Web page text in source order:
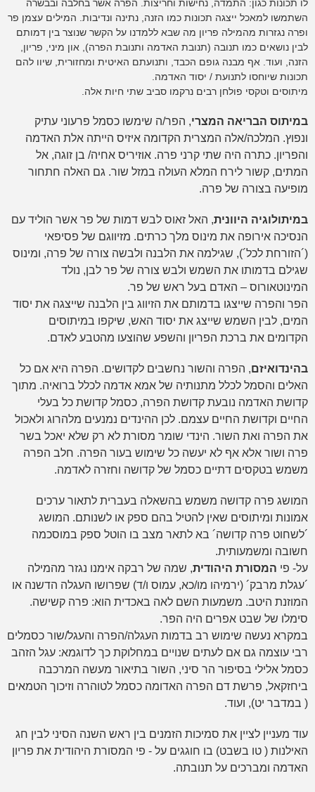
לו תכונות כגון: התמדה, נחישות וחריצות. הפרה אשר בחלבה ובבשרה
השתמשו למאכל ייצגה תכונות כמו הזנה, נתינה ונדיבות. המילים עצמן פר
ופרה נגזרות מהמילה פריון מה שבא ללמדנו על הקשר שנוצר בין דמותם
לבין נושאים כמו תנובה (תנובת האדמה ותנובת הפרה), און מיני, פריון,
הזנה, ועוד. אף מבנה גופם הכבד, ותנועתם האיטית ומחזורית, שיוו להם
תכונות שיוחסו לתנועת / יסוד האדמה.
מיתוסים וטקסי פולחן רבים נרקמו סביב שתי חיות אלה.
במיתוס הבריאה המצרי, הפר/ה שימשו כסמל פרעוני עתיק
ונפוץ. המלכה/אלה המצרית הקדומה איזיס הייתה אלת האדמה
והפריון. כתרה היה שתי קרני פרה. אוזיריס אחיה/ בן זוגה, אל
המתים, קשור לירח המלא העולה במזל שור. גם האלה חתחור
מופיעה בצורה של פרה.
במיתולוגיה היוונית, האל זאוס לבש דמות של פר אשר הוליד עם
הנסיכה אירופה את מינוס מלך כרתים. מזיווגם של פסיפאי
(´הזורחת לכל´), שגילמה את הלבנה ולבשה צורה של פרה, ומינוס
שגילם בדמותו את השמש ולבש צורה של פר לבן, נולד
המינוטאורוס – האדם בעל ראש של פר.
הפר והפרה שייצגו בדמותם את הזיווג בין הלבנה שייצגה את יסוד
המים, לבין השמש שייצג את יסוד האש, שיקפו במיתוסים
הקדומים את ברכת הפריון והשפע שהוצעו מהטבע לאדם.
בהינדואיזם, הפרה והשור נחשבים לקדושים. הפרה היא אם כל
האלים והסמל לכלל מתנותיה של אמא אדמה לכלל ברואיה. מתוך
קדושת האדמה נובעת קדושת הפרה, כסמל קדושת כל בעלי
החיים וקדושת החיים עצמם. לכן ההינדים נמנעים מלהרוג ולאכול
את הפרה ואת השור. הינדי שומר מסורת לא רק שלא יאכל בשר
פרה ושור אלא אף לא יעשה כל שימוש בעור הפרה. חלב הפרה
משמש בטקסים דתיים כסמל של קדושה וחזרה לאדמה.
המושג פרה קדושה משמש בהשאלה בעברית לתאור ערכים
אמונות ומיתוסים שאין להטיל בהם ספק או לשנותם. המושג
´לשחוט פרה קדושה´ בא לתאר מצב בו הוטל ספק במוסכמה
חשובה ומשמעותית.
על- פי המסורת היהודית, שמה של רבקה אימנו נגזר מהמילה
´עגלת מרבק´ (ירמיהו מו/כא, עמוס ו/ד) שפרושו העגלה הדשנה או
המוזנת היטב. משמעות השם לאה באכדית הוא: פרה קשישה.
סימלו של שבט אפרים היה הפר.
במקרא נעשה שימוש רב בדמות העגלה/הפרה והעגל/שור כסמלים
רבי עוצמה גם אם לעתים שנויים במחלוקת כך לדוגמא: עגל הזהב
כסמל אלילי בסיפור הר סיני, השור בתיאור מעשה המרכבה
ביחזקאל, פרשת דם הפרה האדומה כסמל לטוהרה וזיכוך הטמאים
( במדבר יט), ועוד.
עוד מעניין לציין את סמיכות הזמנים בין ראש השנה הסיני לבין חג
האילנות ( טו בשבט) בו חוגגים על - פי המסורת היהודית את פריון
האדמה ומברכים על תנובתה.